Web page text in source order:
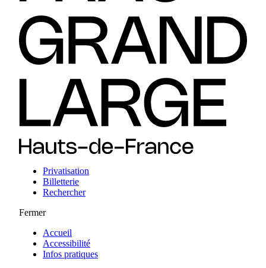
Privatisation
Billetterie
Rechercher
Fermer
Accueil
Accessibilité
Infos pratiques